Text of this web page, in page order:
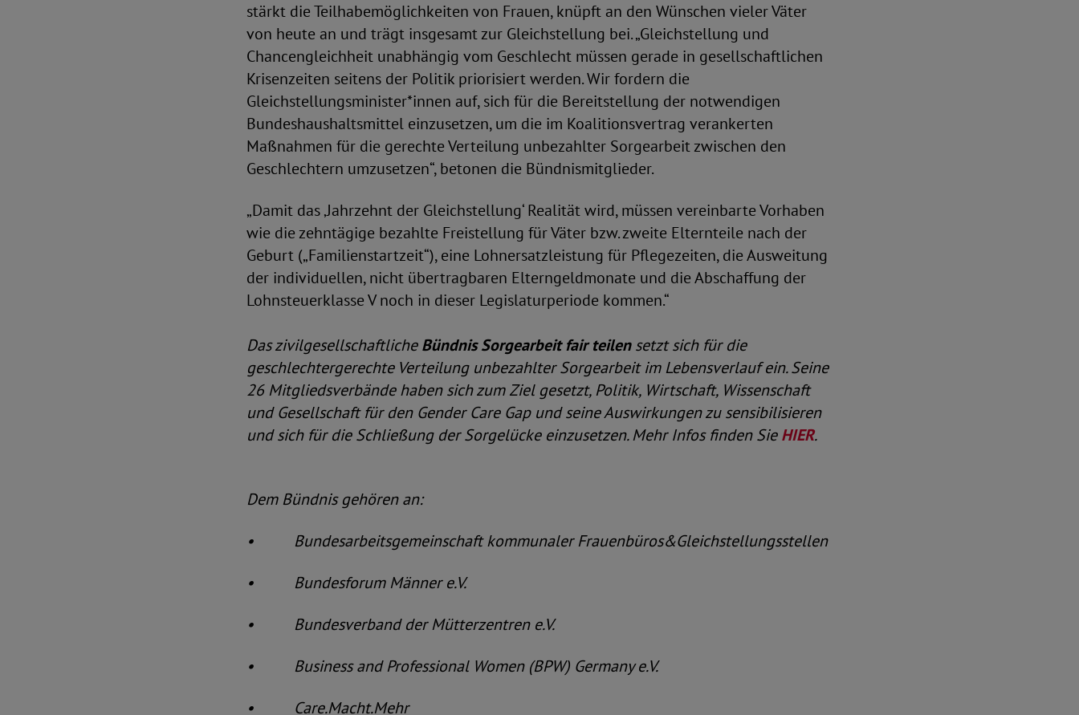
stärkt die Teilhabemöglichkeiten von Frauen, knüpft an den Wünschen vieler Väter
von heute an und trägt insgesamt zur Gleichstellung bei. „Gleichstellung und
Chancengleichheit unabhängig vom Geschlecht müssen gerade in gesellschaftlichen
Krisenzeiten seitens der Politik priorisiert werden. Wir fordern die
Gleichstellungsminister*innen auf, sich für die Bereitstellung der notwendigen
Bundeshaushaltsmittel einzusetzen, um die im Koalitionsvertrag verankerten
Maßnahmen für die gerechte Verteilung unbezahlter Sorgearbeit zwischen den
Geschlechtern umzusetzen“, betonen die Bündnismitglieder.
„Damit das ‚Jahrzehnt der Gleichstellung‘ Realität wird, müssen vereinbarte Vorhaben
wie die zehntägige bezahlte Freistellung für Väter bzw. zweite Elternteile nach der
Geburt („Familienstartzeit“), eine Lohnersatzleistung für Pflegezeiten, die Ausweitung
der individuellen, nicht übertragbaren Elterngeldmonate und die Abschaffung der
Lohnsteuerklasse V noch in dieser Legislaturperiode kommen.“
Das zivilgesellschaftlicheBündnis Sorgearbeit fair teilensetzt sich für die
geschlechtergerechte Verteilung unbezahlter Sorgearbeit im Lebensverlauf ein. Seine
26 Mitgliedsverbände haben sich zum Ziel gesetzt, Politik, Wirtschaft, Wissenschaft
und Gesellschaft für den Gender Care Gap und seine Auswirkungen zu sensibilisieren
und sich für die Schließung der Sorgelücke einzusetzen. Mehr Infos finden SieHIER.
Dem Bündnis gehören an:
• Bundesarbeitsgemeinschaft kommunaler Frauenbüros&Gleichstellungsstellen
• Bundesforum Männer e.V.
• Bundesverband der Mütterzentren e.V.
• Business and Professional Women (BPW) Germany e.V.
• Care.Macht.Mehr